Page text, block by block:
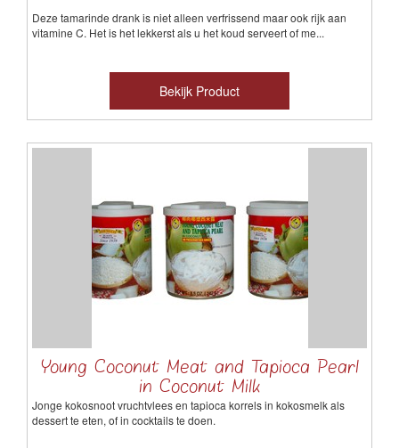
Deze tamarinde drank is niet alleen verfrissend maar ook rijk aan
vitamine C. Het is het lekkerst als u het koud serveert of me...
Bekijk Product
Young Coconut Meat and Tapioca Pearl
in Coconut Milk
Jonge kokosnoot vruchtvlees en tapioca korrels in kokosmelk als
dessert te eten, of in cocktails te doen.